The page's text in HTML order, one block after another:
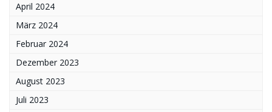
April 2024
März 2024
Februar 2024
Dezember 2023
August 2023
Juli 2023